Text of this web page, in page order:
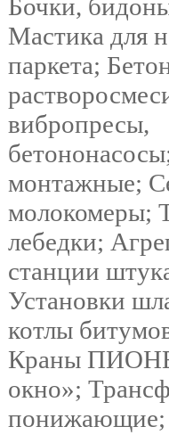
Бочки,
Мастика для
паркета;
вибропресы,
монтажные;
молокомеры;
лебедки;
станции
Установки
котлы
Краны
окно»;
понижающие;